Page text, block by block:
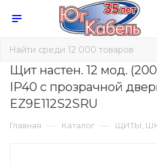
Щит настен. 12 мод.
IP40 с прозрачной
EZ9E112S2SRU
Главная — Каталог — ЩИТЫ,